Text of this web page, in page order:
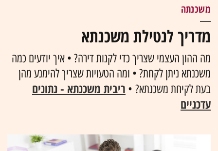
משכנתה
מדריך לנטילת משכנתא
מה ההון העצמי שצריך כדי לקנות דירה? • איך יודעים כמה
משכנתא ניתן לקחת? • ומה הטעויות שצריך להימנע מהן
בעת לקיחת משכנתא? • ריבית משכנתא - נתונים
עדכניים